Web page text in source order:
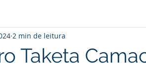
Taketa
2 min de leitura